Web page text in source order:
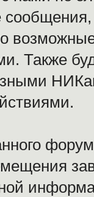
Также